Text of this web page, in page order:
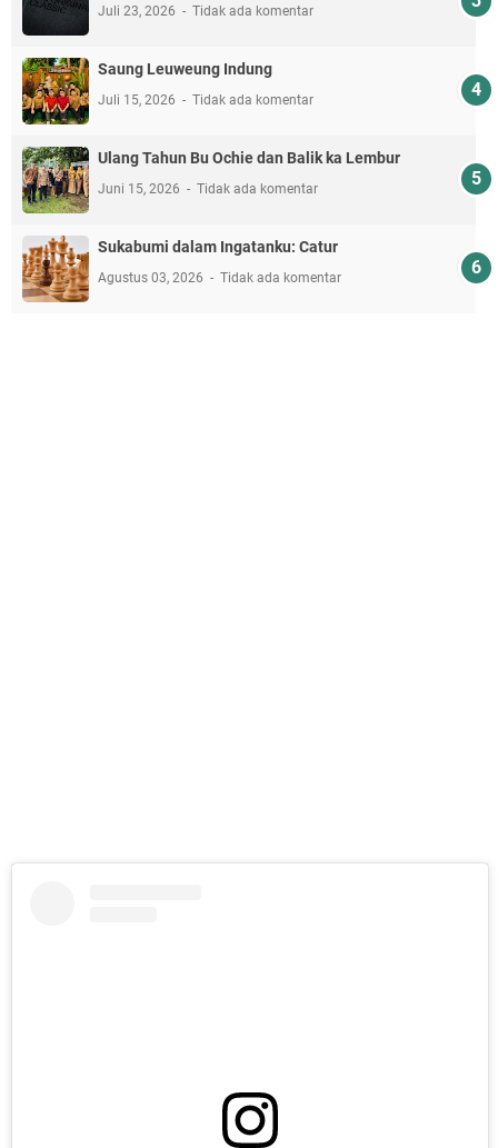
Juli 23, 2026 Tidak ada komentar
Saung Leuweung Indung
Juli 15, 2026 Tidak ada komentar
Ulang Tahun Bu Ochie dan Balik ka Lembur
Juni 15, 2026 Tidak ada komentar
Sukabumi dalam Ingatanku: Catur
Agustus 03, 2026 Tidak ada komentar